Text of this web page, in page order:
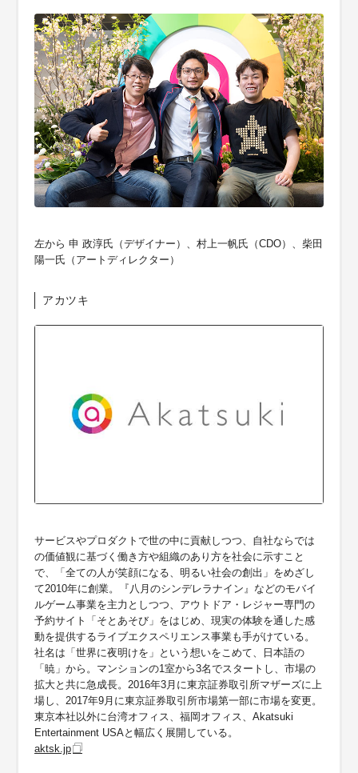
左から 申 政淳氏（デザイナー）、村上一帆氏（CDO）、柴田
陽一氏（アートディレクター）
アカツキ
サービスやプロダクトで世の中に貢献しつつ、自社ならでは
の価値観に基づく働き方や組織のあり方を社会に示すこと
で、「全ての人が笑顔になる、明るい社会の創出」をめざし
て2010年に創業。『八月のシンデレラナイン』などのモバイ
ルゲーム事業を主力としつつ、アウトドア・レジャー専門の
予約サイト「そとあそび」をはじめ、現実の体験を通した感
動を提供するライブエクスペリエンス事業も手がけている。
社名は「世界に夜明けを」という想いをこめて、日本語の
「暁」から。マンションの1室から3名でスタートし、市場の
拡大と共に急成長。2016年3月に東京証券取引所マザーズに上
場し、2017年9月に東京証券取引所市場第一部に市場を変更。
東京本社以外に台湾オフィス、福岡オフィス、Akatsuki
Entertainment USAと幅広く展開している。
aktsk.jp